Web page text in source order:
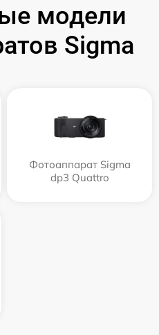
модели
Sigma
Фотоаппарат Sigma
dp3 Quattro